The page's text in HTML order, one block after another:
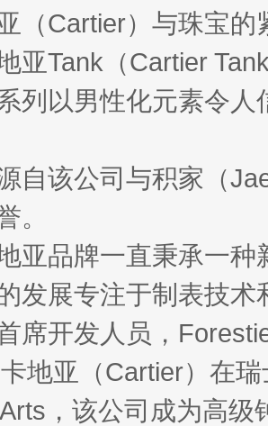
（Cartier）与珠宝
亚Tank（Cartier
系列以男性化元素令
自该公司与积家（
。
亚品牌一直秉承一
发展专注于制表技术
席开发人员，
地亚（Cartier）在
，该公司成为高